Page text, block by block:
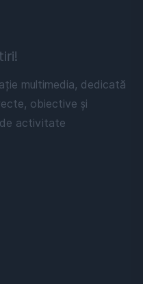
multimedia, dedicată
obiective și
activitate